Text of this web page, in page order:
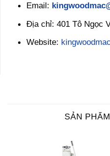
Email:
Địa chỉ: 401 Tô Ngọc
Website:
SẢN